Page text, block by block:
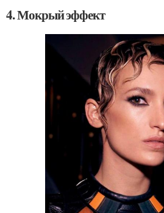
4. Мокрый эффект